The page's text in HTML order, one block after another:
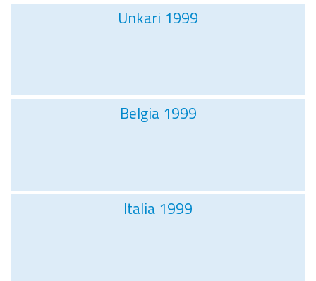
Unkari 1999
Belgia 1999
Italia 1999